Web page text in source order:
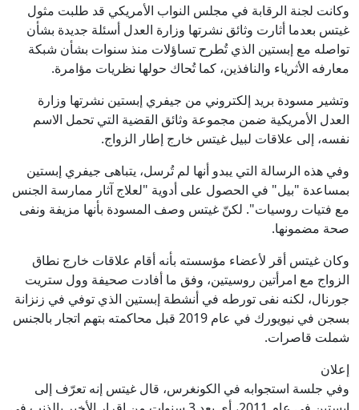
وكانت لجنة الرقابة في مجلس النواب الأمريكي قد طلبت مثول
غيتس بعدما أثارت وثائق نشرتها وزارة العدل أسئلة جديدة بشأن
تواصله مع إبستين الذي تُطرح تساؤلات منذ سنوات بشأن شبكة
معارفه الأثرياء والنافذين، كما تُحاك حولها نظريات مؤامرة.
وتشير مسودة بريد إلكتروني من جيفري إبستين نشرتها وزارة
العدل الأمريكية ضمن مجموعة وثائق القضية التي تحمل الاسم
نفسه، إلى علاقات لبيل غيتس خارج إطار الزواج.
وفي هذه الرسالة التي يبدو أنها لم تُرسل، يتباهى جيفري إبستين
بمساعدة "بيل" في الحصول على أدوية "لعلاج آثار ممارسة الجنس
مع فتيات روسيات". لكنّ غيتس وصف المسودة بأنها مزيفة ونفى
صحة مضمونها.
وكان غيتس أقر لأعضاء مؤسسته بأنه أقام علاقات خارج نطاق
الزواج مع امرأتين روسيتين، وفق ما أفادت صحيفة وول ستريت
جورنال، لكنه نفى تورطه في أنشطة إبستين الذي توفي في زنزانة
بسجن في نيويورك في عام 2019 قبل محاكمته بتهم اتجار بالجنس
شملت قاصرات.
إعلان
وفي جلسة استجوابه في الكونغرس، قال غيتس إنه تعرّف إلى